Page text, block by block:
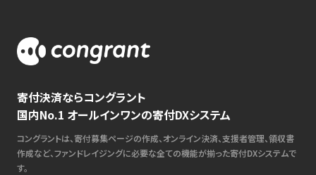
寄付決済ならコングラント
国内No.1 オールインワンの寄付DXシステム
コングラントは、寄付募集ページの作成、オンライン決済、支援者管理、領収書
作成など、ファンドレイジングに必要な全ての機能が揃った寄付DXシステムで
す。